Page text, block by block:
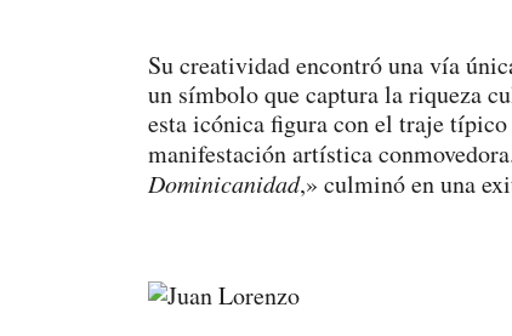
Su creatividad encontró una vía
un símbolo que captura la riqueza
esta icónica figura con el traje
manifestación artística
Dominicanidad,» culminó en una